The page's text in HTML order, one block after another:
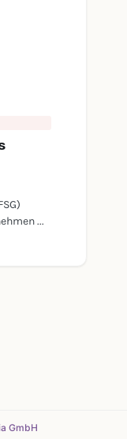
...
GmbH